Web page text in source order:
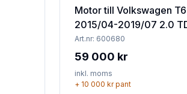
Motor till Volkswagen T6
2015/04-2019/07 2.0
Art.nr: 600680
59 000 kr
inkl. moms
+ 10 000 krpant